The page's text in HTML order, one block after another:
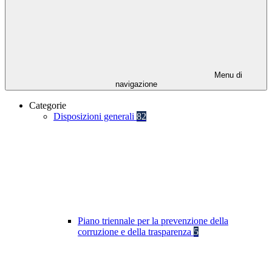
Menu di
navigazione
Categorie
Disposizioni generali 82
Piano triennale per la prevenzione della
corruzione e della trasparenza 5